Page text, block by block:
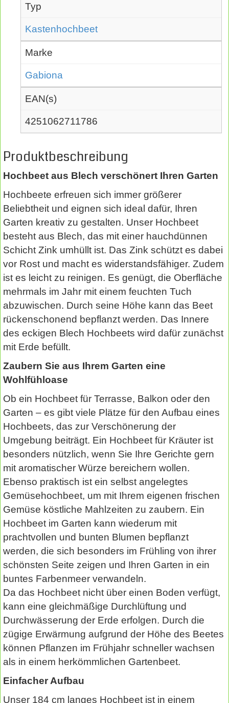
Typ
Kastenhochbeet
Marke
Gabiona
EAN(s)
4251062711786
Produktbeschreibung
Hochbeet aus Blech verschönert Ihren Garten
Hochbeete erfreuen sich immer größerer
Beliebtheit und eignen sich ideal dafür, Ihren
Garten kreativ zu gestalten. Unser Hochbeet
besteht aus Blech, das mit einer hauchdünnen
Schicht Zink umhüllt ist. Das Zink schützt es dabei
vor Rost und macht es widerstandsfähiger. Zudem
ist es leicht zu reinigen. Es genügt, die Oberfläche
mehrmals im Jahr mit einem feuchten Tuch
abzuwischen. Durch seine Höhe kann das Beet
rückenschonend bepflanzt werden. Das Innere
des eckigen Blech Hochbeets wird dafür zunächst
mit Erde befüllt.
Zaubern Sie aus Ihrem Garten eine
Wohlfühloase
Ob ein Hochbeet für Terrasse, Balkon oder den
Garten – es gibt viele Plätze für den Aufbau eines
Hochbeets, das zur Verschönerung der
Umgebung beiträgt. Ein Hochbeet für Kräuter ist
besonders nützlich, wenn Sie Ihre Gerichte gern
mit aromatischer Würze bereichern wollen.
Ebenso praktisch ist ein selbst angelegtes
Gemüsehochbeet, um mit Ihrem eigenen frischen
Gemüse köstliche Mahlzeiten zu zaubern. Ein
Hochbeet im Garten kann wiederum mit
prachtvollen und bunten Blumen bepflanzt
werden, die sich besonders im Frühling von ihrer
schönsten Seite zeigen und Ihren Garten in ein
buntes Farbenmeer verwandeln.
Da das Hochbeet nicht über einen Boden verfügt,
kann eine gleichmäßige Durchlüftung und
Durchwässerung der Erde erfolgen. Durch die
zügige Erwärmung aufgrund der Höhe des Beetes
können Pflanzen im Frühjahr schneller wachsen
als in einem herkömmlichen Gartenbeet.
Einfacher Aufbau
Unser 184 cm langes Hochbeet ist in einem